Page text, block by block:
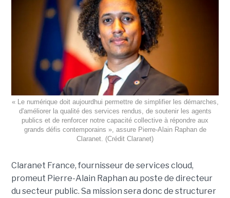
« Le numérique doit aujourdhui permettre de simplifier les démarches,
d'améliorer la qualité des services rendus, de soutenir les agents
publics et de renforcer notre capacité collective à répondre aux
grands défis contemporains », assure Pierre-Alain Raphan de
Claranet. (Crédit Claranet)
Claranet France, fournisseur de services cloud,
promeut Pierre-Alain Raphan au poste de directeur
du secteur public. Sa mission sera donc de structurer